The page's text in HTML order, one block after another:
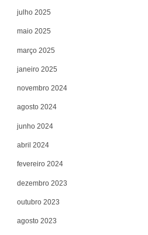
julho 2025
maio 2025
março 2025
janeiro 2025
novembro 2024
agosto 2024
junho 2024
abril 2024
fevereiro 2024
dezembro 2023
outubro 2023
agosto 2023